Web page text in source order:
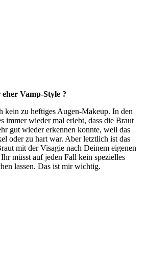
Vamp-Style ?
kein zu heftiges Augen-Makeup. In den
immer wieder mal erlebt, dass die Braut
gut wieder erkennen konnte, weil das
oder zu hart war. Aber letztlich ist das
mit der Visagie nach Deinem eigenen
müsst auf jeden Fall kein spezielles
lassen. Das ist mir wichtig.